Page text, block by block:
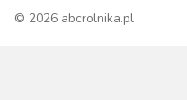
© 2026 abcrolnika.pl